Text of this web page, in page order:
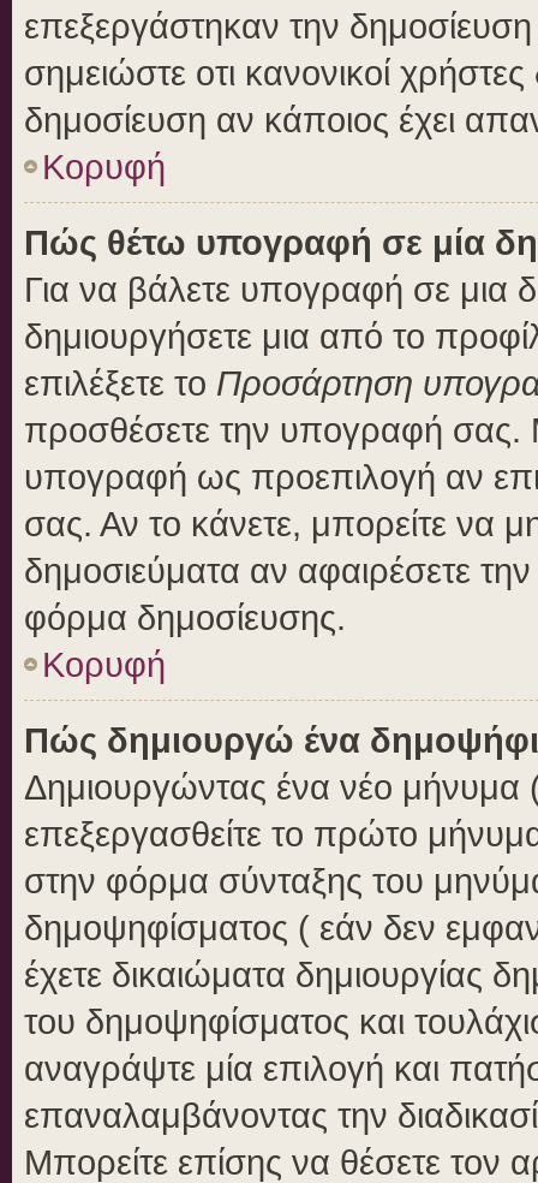
επεξεργάστηκαν την
σημειώστε οτι κανονικοί
δημοσίευση αν κάποιος έχει
Κορυφή
Πώς θέτω υπογραφή σε μία
Για να βάλετε υπογραφή σε μια
δημιουργήσετε μια από το
επιλέξετε το Προσάρτηση
προσθέσετε την υπογραφή σας.
υπογραφή ως προεπιλογή αν
σας. Αν το κάνετε, μπορείτε να
δημοσιεύματα αν αφαιρέσετε
φόρμα δημοσίευσης.
Κορυφή
Πώς δημιουργώ ένα
Δημιουργώντας ένα νέο μήνυμα
επεξεργασθείτε το πρώτο
στην φόρμα σύνταξης του
δημοψηφίσματος ( εάν δεν
έχετε δικαιώματα δημιουργίας
του δημοψηφίσματος και
αναγράψτε μία επιλογή και
επαναλαμβάνοντας την
Μπορείτε επίσης να θέσετε τον